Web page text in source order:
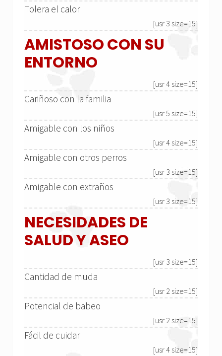
Tolera el calor
[usr 3 size=15]
AMISTOSO CON SU
ENTORNO
[usr 4 size=15]
Cariñoso con la familia
[usr 5 size=15]
Amigable con los niños
[usr 4 size=15]
Amigable con otros perros
[usr 3 size=15]
Amigable con extraños
[usr 3 size=15]
NECESIDADES DE
SALUD Y ASEO
[usr 3 size=15]
Cantidad de muda
[usr 2 size=15]
Potencial de babeo
[usr 2 size=15]
Fácil de cuidar
[usr 4 size=15]